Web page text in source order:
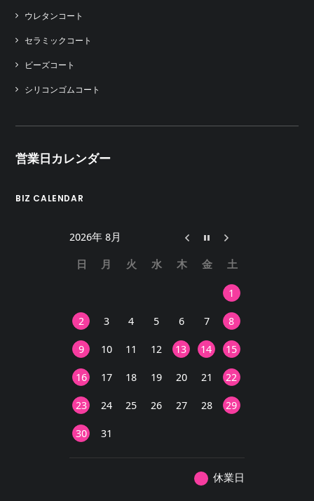
ウレタンコート
セラミックコート
ビーズコート
シリコンゴムコート
営業日カレンダー
BIZ CALENDAR
2026年 8月
日 月 火 水 木 金 土
1
2
3 4 5 6 7
8
9
10 11 12 13 14
15
16
17 18 19 20 21
22
23
24 25 26 27 28
29
30
31
休業日